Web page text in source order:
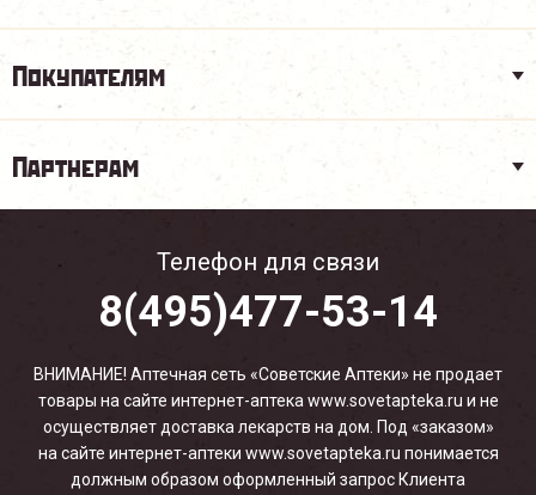
Покупателям
Партнерам
Телефон для связи
8(495)477-53-14
ВНИМАНИЕ! Аптечная сеть «Советские Аптеки» не продает
товары на сайте интернет-аптека www.sovetapteka.ru и не
осуществляет доставка лекарств на дом. Под «заказом»
на сайте интернет-аптеки www.sovetapteka.ru понимается
должным образом оформленный запрос Клиента